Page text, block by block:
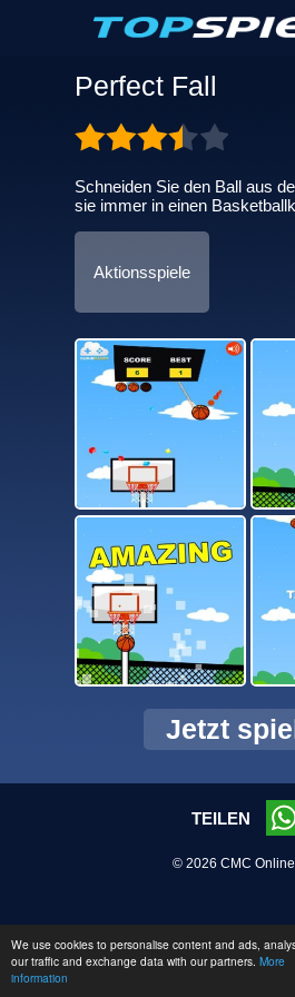
We use cookies to personalise content and ads,
our traffic and exchange data with our partners. More
information
Perfect Fall
Schneiden Sie den Ball aus
sie immer in einen
Aktionsspiele
Jetzt
TEILEN
© 2026 CMC Online